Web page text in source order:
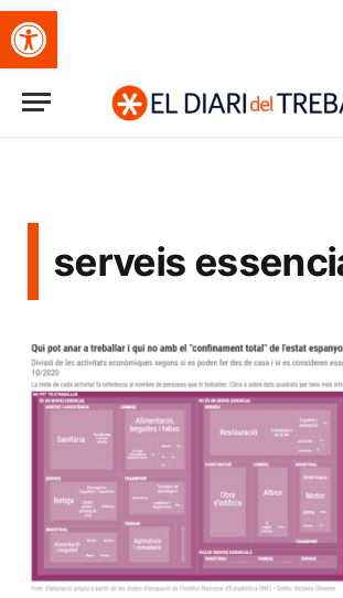
Obre la barra d'eines
serveis